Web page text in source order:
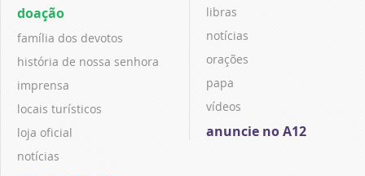
doação
família dos devotos
história de nossa senhora
imprensa
locais turísticos
loja oficial
notícias
libras
notícias
orações
papa
vídeos
anuncie no A12